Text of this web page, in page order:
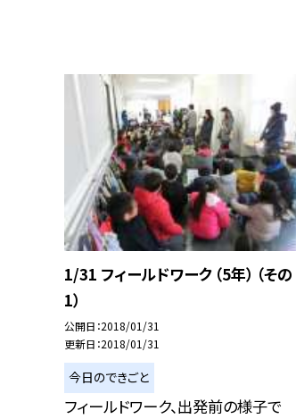
1/31 フィールドワーク （5年） （その
1）
公開日 2018/01/31
更新日 2018/01/31
今日のできごと
フィールドワーク、出発前の様子で